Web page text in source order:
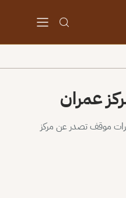
عمران
موقف تصدر عن مركز